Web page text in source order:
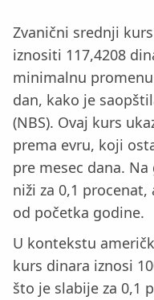
Zvanični srednji
iznositi 117,4208
minimalnu
dan, kako je
(NBS). Ovaj kurs
prema evru, koji
pre mesec dana.
niži za 0,1
od početka godine.
U kontekstu
kurs dinara iznosi
što je slabije za 0,1